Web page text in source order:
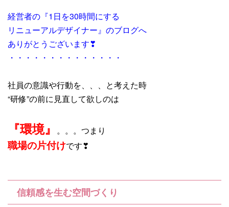
経営者の『1日を30時間にする
リニューアルデザイナー』のブログへ
ありがとうございます❣
・・・・・・・・・・・・・・
社員の意識や行動を、、、と考えた時
“研修”の前に見直して欲しのは
『環境』 。。。つまり
職場の片付けです❣
信頼感を生む空間づくり